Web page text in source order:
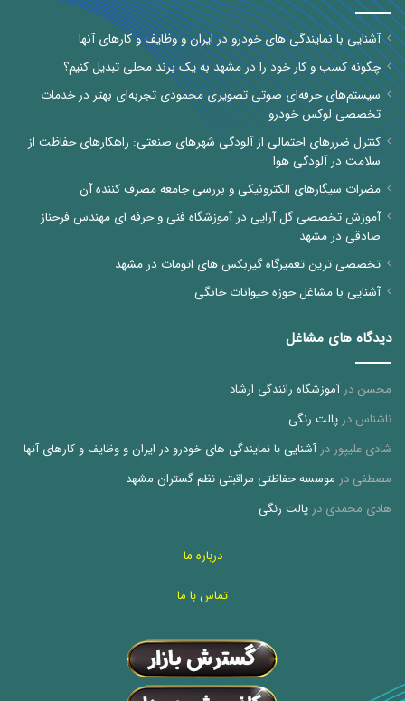
آشنایی با نمایندگی های خودرو در ایران و وظایف و کارهای آنها
چگونه کسب و کار خود را در مشهد به یک برند محلی تبدیل کنیم؟
سیستم‌های حرفه‌ای صوتی تصویری محمودی تجربه‌ای بهتر در خدمات
تخصصی لوکس خودرو
کنترل ضررهای احتمالی از آلودگی شهرهای صنعتی: راهکارهای حفاظت از
سلامت در آلودگی هوا
مضرات سیگارهای الکترونیکی و بررسی جامعه مصرف کننده آن
آموزش تخصصی گل آرایی در آموزشگاه فنی و حرفه ای مهندس فرحناز
صادقی در مشهد
تخصصی ترین تعمیرگاه گیربکس های اتومات در مشهد
آشنایی با مشاغل حوزه حیوانات خانگی
دیدگاه های مشاغل
محسن درآموزشگاه رانندگی ارشاد
ناشناس در پالت رنگی
شادی علیپور درآشنایی با نمایندگی های خودرو در ایران و وظایف و کارهای آنها
مصطفی در موسسه حفاظتی مراقبتی نظم گستران مشهد
هادی محمدی در پالت رنگی
درباره ما
تماس با ما